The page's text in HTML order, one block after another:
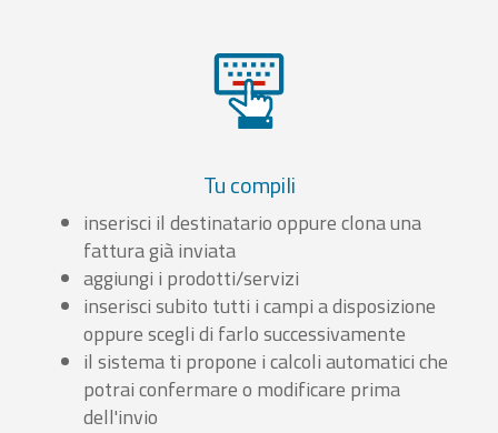
Tu compili
inserisci il destinatario oppure clona una
fattura già inviata
aggiungi i prodotti/servizi
inserisci subito tutti i campi a disposizione
oppure scegli di farlo successivamente
il sistema ti propone i calcoli automatici che
potrai confermare o modificare prima
dell'invio